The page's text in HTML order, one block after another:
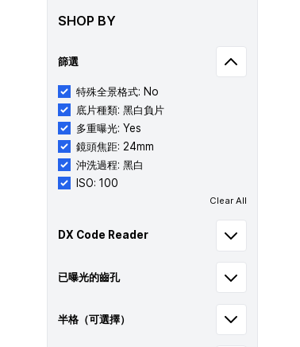
SHOP BY
篩選
特殊全景格式: No
底片種類: 黑白負片
多重曝光: Yes
鏡頭焦距: 24mm
沖洗過程: 黑白
ISO: 100
Clear All
DX Code Reader
已曝光的齒孔
半格（可選擇）